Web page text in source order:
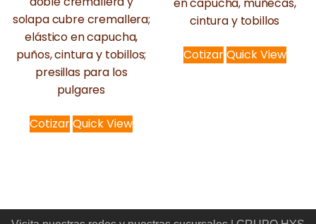
solapa cubre cremallera;
elástico en capucha,
puños, cintura y tobillos;
presillas para los
pulgares
CotizarQuick View
cintura y tobillos
CotizarQuick View